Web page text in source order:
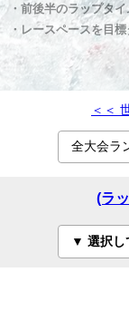
・前後半のラップタ
・レースペースを目
＜＜
(ラ